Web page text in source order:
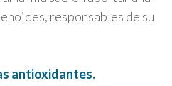
responsables de su
antioxidantes.